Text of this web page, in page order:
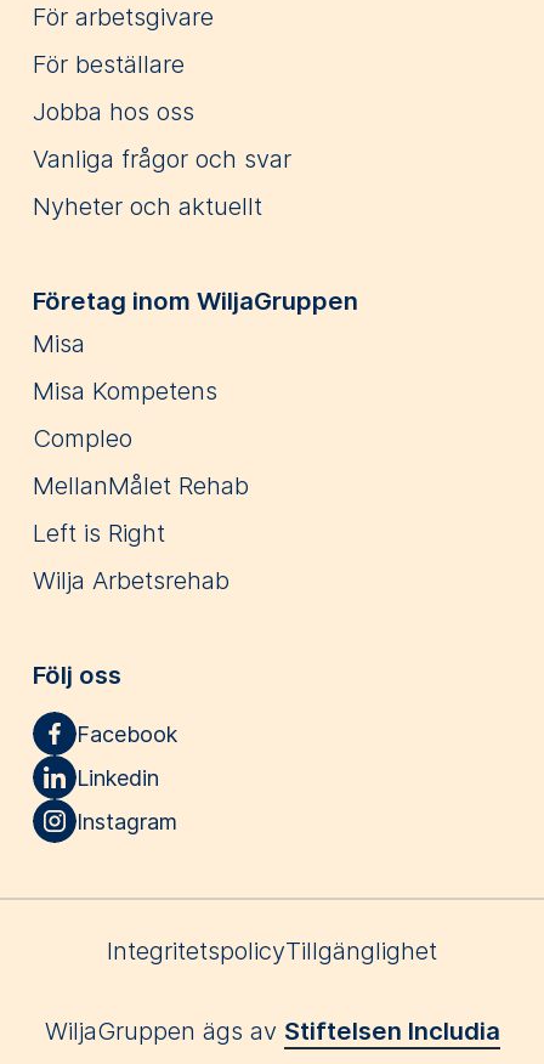
För arbetsgivare
För beställare
Jobba hos oss
Vanliga frågor och svar
Nyheter och aktuellt
Företag inom WiljaGruppen
Misa
Misa Kompetens
Compleo
MellanMålet Rehab
Left is Right
Wilja Arbetsrehab
Följ oss
Facebook
Linkedin
Instagram
IntegritetspolicyTillgänglighet
WiljaGruppen ägs av Stiftelsen Includia